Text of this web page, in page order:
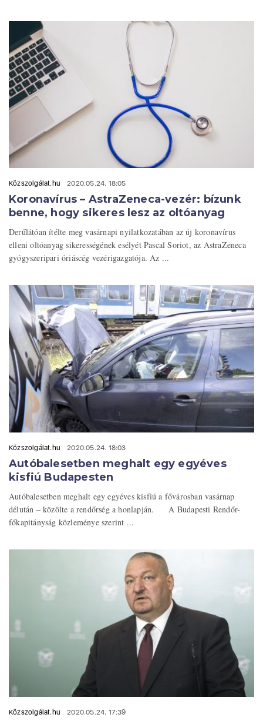
Közszolgálat.hu 2020.05.24. 18:05
Koronavírus – AstraZeneca-vezér: bízunk
benne, hogy sikeres lesz az oltóanyag
Derűlátóan ítélte meg vasárnapi nyilatkozatában az új koronavírus
elleni oltóanyag sikerességének esélyét Pascal Soriot, az AstraZeneca
gyógyszeripari óriáscég vezérigazgatója. Az ...
Közszolgálat.hu 2020.05.24. 18:03
Autóbalesetben meghalt egy egyéves
kisfiú Budapesten
Autóbalesetben meghalt egy egyéves kisfiú a fővárosban vasárnap
délután – közölte a rendőrség a honlapján. A Budapesti Rendőr-
főkapitányság közleménye szerint ...
Közszolgálat.hu 2020.05.24. 17:39